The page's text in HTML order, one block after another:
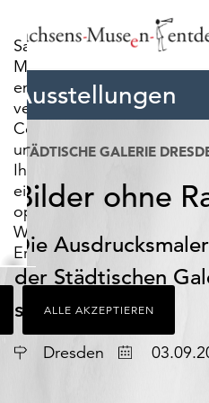
Sachsens-
Museen-
entdecken.de
verwendet
Cookies,
um
Ihnen
ein
optimales
Webseiten-
Erlebnis
zu
bieten.
Dazu
zählen
Cookies,
ALLE AKZEPTIEREN
Ausstellungen
STÄDTISCHE GALERIE
Bilder ohne
Die
der Städtischen
stellen aus
Ort Dresden Datum